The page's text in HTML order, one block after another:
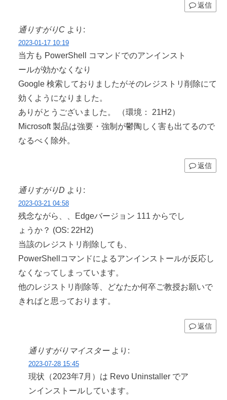
返信
通りすがりC より:
2023-01-17 10:19
当方も PowerShell コマンドでのアンインスト
ールが効かなくなり
Google 検索しておりましたがそのレジストリ削除にて
効くようになりました。
ありがとうございました。 （環境： 21H2）
Microsoft 製品は強要・強制が鬱陶しく害も出てるので
なるべく除外。
返信
通りすがりD より:
2023-03-21 04:58
残念ながら、、Edgeバージョン 111 からでし
ょうか？ (OS: 22H2)
当該のレジストリ削除しても、
PowerShellコマンドによるアンインストールが反応し
なくなってしまっています。
他のレジストリ削除等、どなたか何卒ご教授お願いで
きればと思っております。
返信
通りすがりマイスター より:
2023-07-28 15:45
現状（2023年7月）は Revo Uninstaller でア
ンインストールしています。